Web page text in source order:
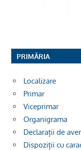
PRIMĂRIA
Localizare
Primar
Viceprimar
Organigrama
Declarații de
Dispoziții cu